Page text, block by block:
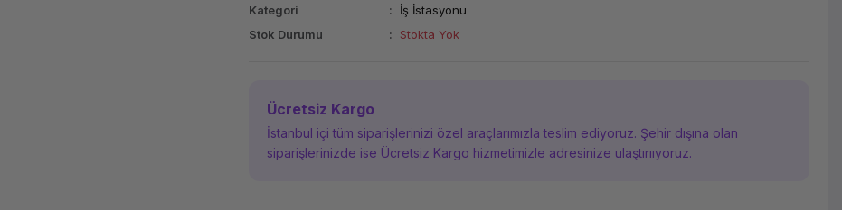
Kategori
İş İstasyonu
Stok Durumu
Stokta Yok
Ücretsiz Kargo
İstanbul içi tüm siparişlerinizi özel araçlarımızla teslim ediyoruz. Şehir dışına olan
siparişlerinizde ise Ücretsiz Kargo hizmetimizle adresinize ulaştırııyoruz.